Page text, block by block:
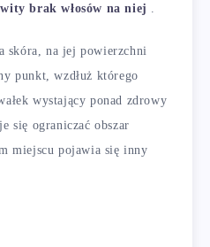
brak włosów na niej
skóra, na jej powierzchni
punkt, wzdłuż którego
wystający ponad zdrowy
się ograniczać obszar
miejscu pojawia się inny